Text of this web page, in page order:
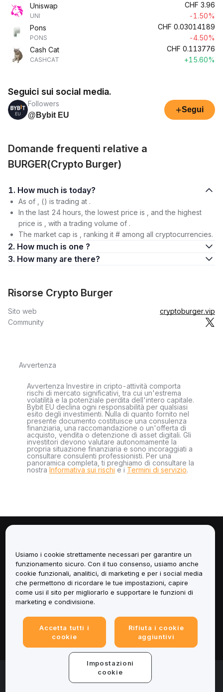
Uniswap
UNI
CHF 3.96
-1.50%
Pons
PONS
CHF 0.03014189
-4.50%
Cash Cat
CASHCAT
CHF 0.113776
+15.60%
Seguici sui social media.
Followers
@Bybit EU
+Segui
Domande frequenti relative a
BURGER(Crypto Burger)
1. How much is today?
As of , () is trading at .
In the last 24 hours, the lowest price is , and the highest
price is , with a trading volume of .
The market cap is , ranking it # among all cryptocurrencies.
2. How much is one ?
3. How many are there?
Risorse Crypto Burger
Sito web
cryptoburger.vip
Community
Avvertenza
Avvertenza Investire in cripto-attività comporta
rischi di mercato significativi, tra cui un'estrema
volatilità e la potenziale perdita dell'intero capitale.
Bybit EU declina ogni responsabilità per qualsiasi
esito degli investimenti. Nulla di quanto fornito nel
presente documento costituisce una consulenza
finanziaria, una raccomandazione o un'offerta di
acquisto, vendita o detenzione di asset digitali. Gli
investitori devono valutare autonomamente la
propria situazione finanziaria e sono incoraggiati a
consultare consulenti professionisti. Per una
panoramica completa, ti preghiamo di consultare la
nostra Informativa sui rischi e i Termini di servizio.
Servizi
Assistenza
Informazioni legali
© 2025-2026 Bybit.eu. All rights reserved.
Usiamo i cookie strettamente necessari per garantire un
funzionamento sicuro. Con il tuo consenso, usiamo anche
cookie funzionali, analitici, di marketing e per i social media
che permettono di ricordare le tue impostazioni, capire
come usi il sito per migliorarlo e supportare le funzioni di
marketing e condivisione.
Accetta tutti i
cookie
Rifiuta i cookie
aggiuntivi
Impostazioni
cookie